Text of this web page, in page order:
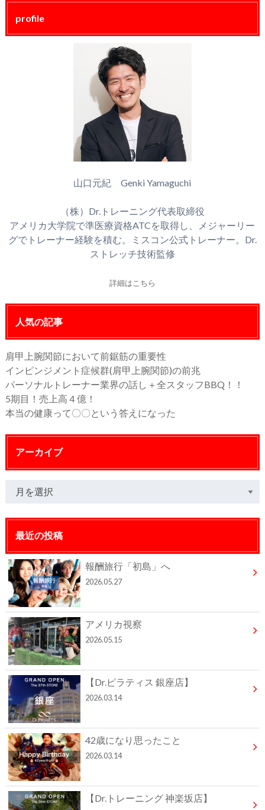
profile
山口元紀 Genki Yamaguchi
（株）Dr.トレーニング代表取締役
アメリカ大学院で準医療資格ATCを取得し、メジャーリー
グでトレーナー経験を積む。ミスコン公式トレーナー。Dr.
ストレッチ技術監修
詳細はこちら
人気の記事
肩甲上腕関節において前鋸筋の重要性
インピンジメント症候群(肩甲上腕関節)の前兆
パーソナルトレーナー業界の話し＋全スタッフBBQ！！
5期目！売上高４億！
本当の健康って〇〇という答えになった
アーカイブ
最近の投稿
報酬旅行「初島」へ
2026.05.27
アメリカ視察
2026.05.15
【Dr.ピラティス 銀座店】
2026.03.14
42歳になり思ったこと
2026.03.14
【Dr.トレーニング 神楽坂店】